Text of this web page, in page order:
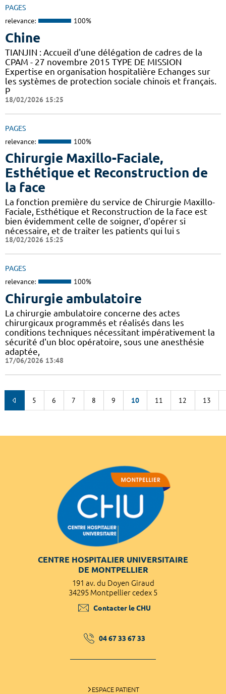
PAGES
relevance: 100%
Chine
TIANJIN : Accueil d'une délégation de cadres de la
CPAM - 27 novembre 2015 TYPE DE MISSION
Expertise en organisation hospitalière Echanges sur
les systèmes de protection sociale chinois et français.
P
18/02/2026 15:25
PAGES
relevance: 100%
Chirurgie Maxillo-Faciale,
Esthétique et Reconstruction de
la face
La fonction première du service de Chirurgie Maxillo-
Faciale, Esthétique et Reconstruction de la face est
bien évidemment celle de soigner, d'opérer si
nécessaire, et de traiter les patients qui lui s
18/02/2026 15:25
PAGES
relevance: 100%
Chirurgie ambulatoire
La chirurgie ambulatoire concerne des actes
chirurgicaux programmés et réalisés dans les
conditions techniques nécessitant impérativement la
sécurité d'un bloc opératoire, sous une anesthésie
adaptée,
17/06/2026 13:48
5 6 7 8 9 10 11 12 13
CENTRE HOSPITALIER UNIVERSITAIRE
DE MONTPELLIER
191 av. du Doyen Giraud
34295 Montpellier cedex 5
Contacter le CHU
04 67 33 67 33
ESPACE PATIENT